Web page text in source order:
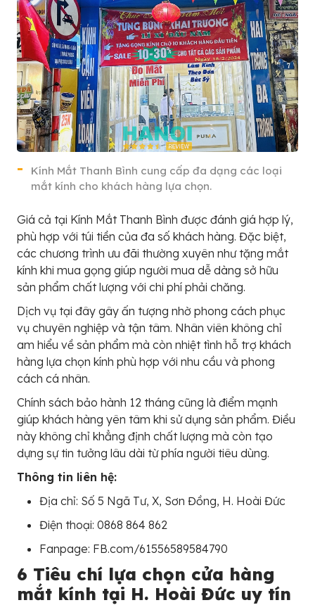
Kính Mắt Thanh Bình cung cấp đa dạng các loại
mắt kính cho khách hàng lựa chọn.
Giá cả tại Kính Mắt Thanh Bình được đánh giá hợp lý,
phù hợp với túi tiền của đa số khách hàng. Đặc biệt,
các chương trình ưu đãi thường xuyên như tặng mắt
kính khi mua gọng giúp người mua dễ dàng sở hữu
sản phẩm chất lượng với chi phí phải chăng.
Dịch vụ tại đây gây ấn tượng nhờ phong cách phục
vụ chuyên nghiệp và tận tâm. Nhân viên không chỉ
am hiểu về sản phẩm mà còn nhiệt tình hỗ trợ khách
hàng lựa chọn kính phù hợp với nhu cầu và phong
cách cá nhân.
Chính sách bảo hành 12 tháng cũng là điểm mạnh
giúp khách hàng yên tâm khi sử dụng sản phẩm. Điều
này không chỉ khẳng định chất lượng mà còn tạo
dựng sự tin tưởng lâu dài từ phía người tiêu dùng.
Thông tin liên hệ:
Địa chỉ: Số 5 Ngã Tư, X, Sơn Đồng, H. Hoài Đức
Điện thoại: 0868 864 862
Fanpage: FB.com/61556589584790
6 Tiêu chí lựa chọn cửa hàng
mắt kính tại H. Hoài Đức uy tín